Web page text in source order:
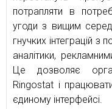
потрапляти в
угоди з вищим
гнучких інтеграцій
аналітики,
Це дозволяє
Ringostat і
єдиному інтерфейсі.